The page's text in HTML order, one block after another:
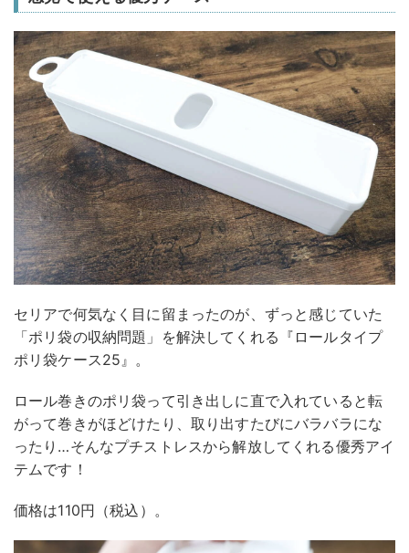
セリアで何気なく目に留まったのが、ずっと感じていた
「ポリ袋の収納問題」を解決してくれる『ロールタイプ
ポリ袋ケース25』。
ロール巻きのポリ袋って引き出しに直で入れていると転
がって巻きがほどけたり、取り出すたびにバラバラにな
ったり…そんなプチストレスから解放してくれる優秀アイ
テムです！
価格は110円（税込）。